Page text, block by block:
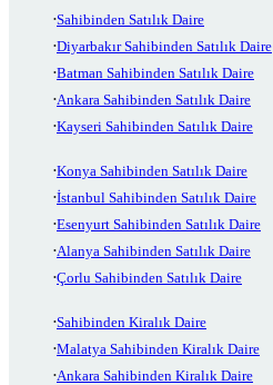
Sahibinden Satılık Daire
Diyarbakır Sahibinden Satılık Daire
Batman Sahibinden Satılık Daire
Ankara Sahibinden Satılık Daire
Kayseri Sahibinden Satılık Daire
Konya Sahibinden Satılık Daire
İstanbul Sahibinden Satılık Daire
Esenyurt Sahibinden Satılık Daire
Alanya Sahibinden Satılık Daire
Çorlu Sahibinden Satılık Daire
Sahibinden Kiralık Daire
Malatya Sahibinden Kiralık Daire
Ankara Sahibinden Kiralık Daire